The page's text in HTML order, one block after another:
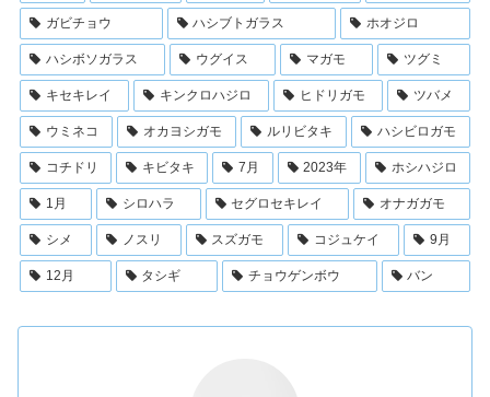
ガビチョウ ハシブトガラス ホオジロ
ハシボソガラス ウグイス マガモ ツグミ
キセキレイ キンクロハジロ ヒドリガモ ツバメ
ウミネコ オカヨシガモ ルリビタキ ハシビロガモ
コチドリ キビタキ 7月 2023年 ホシハジロ
1月 シロハラ セグロセキレイ オナガガモ
シメ ノスリ スズガモ コジュケイ 9月
12月 タシギ チョウゲンボウ バン